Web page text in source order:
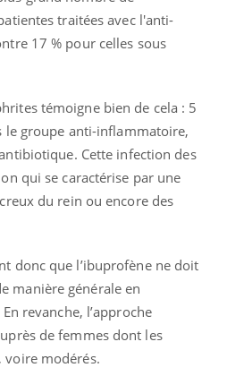
traitées avec l'anti-
17 % pour celles sous
témoigne bien de cela : 5
le groupe anti-inflammatoire,
Cette infection des
qui se caractérise par une
du rein ou encore des
donc que l’ibuprofène ne doit
manière générale en
revanche, l’approche
de femmes dont les
voire modérés.